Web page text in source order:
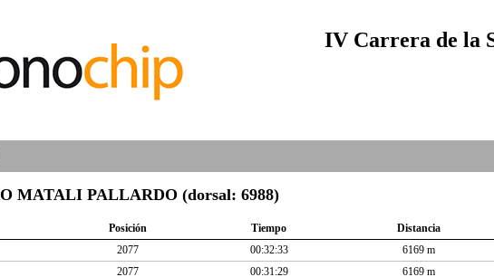
IV Carrera de la
MATALI PALLARDO (dorsal: 6988)
Posición Tiempo Distancia
2077 00:32:33 6169 m
2077 00:31:29 6169 m